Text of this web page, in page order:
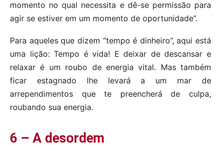
momento no qual necessita e dê-se permissão para
agir se estiver em um momento de oportunidade”.
Para aqueles que dizem “tempo é dinheiro”, aqui está
uma lição: Tempo é vida! E deixar de descansar e
relaxar é um roubo de energia vital. Mas também
ficar estagnado lhe levará a um mar de
arrependimentos que te preencherá de culpa,
roubando sua energia.
6 – A desordem